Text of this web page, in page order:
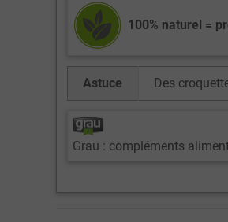
100% naturel =
Astuce Des
Grau : compléments